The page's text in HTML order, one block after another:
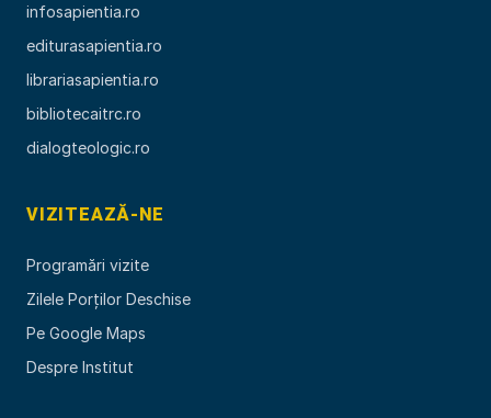
infosapientia.ro
editurasapientia.ro
librariasapientia.ro
bibliotecaitrc.ro
dialogteologic.ro
VIZITEAZĂ-NE
Programări vizite
Zilele Porților Deschise
Pe Google Maps
Despre Institut